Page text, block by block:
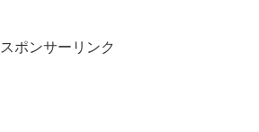
スポンサーリンク